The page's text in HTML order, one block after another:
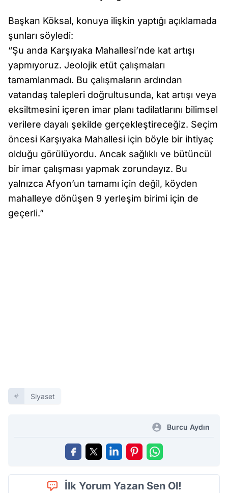
Başkan Köksal, konuya ilişkin yaptığı açıklamada
şunları söyledi:
“Şu anda Karşıyaka Mahallesi’nde kat artışı
yapmıyoruz. Jeolojik etüt çalışmaları
tamamlanmadı. Bu çalışmaların ardından
vatandaş talepleri doğrultusunda, kat artışı veya
eksiltmesini içeren imar planı tadilatlarını bilimsel
verilere dayalı şekilde gerçekleştireceğiz. Seçim
öncesi Karşıyaka Mahallesi için böyle bir ihtiyaç
olduğu görülüyordu. Ancak sağlıklı ve bütüncül
bir imar çalışması yapmak zorundayız. Bu
yalnızca Afyon’un tamamı için değil, köyden
mahalleye dönüşen 9 yerleşim birimi için de
geçerli.”
Siyaset
Burcu Aydın
İlk Yorum Yazan Sen Ol!